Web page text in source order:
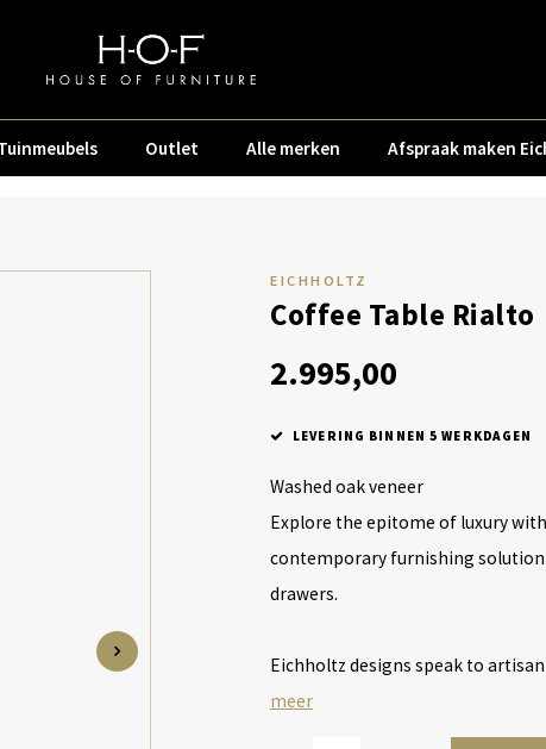
Outlet Alle merken Afspraak maken
EICHHOLTZ
Coffee Table Rialto
2.995,00
LEVERING BINNEN 5 WERKDAGEN
Washed oak veneer
Explore the epitome of luxury
contemporary furnishing
drawers.
Eichholtz designs speak to
meer